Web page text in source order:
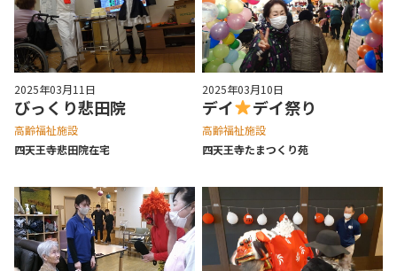
2025年03月11日
びっくり悲田院
高齢福祉施設
四天王寺悲⽥院在宅
2025年03月10日
デイ デイ祭り
高齢福祉施設
四天王寺たまつくり苑